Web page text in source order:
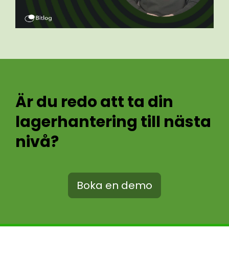
Är du redo att ta din
lagerhantering till nästa
nivå?
Boka en demo